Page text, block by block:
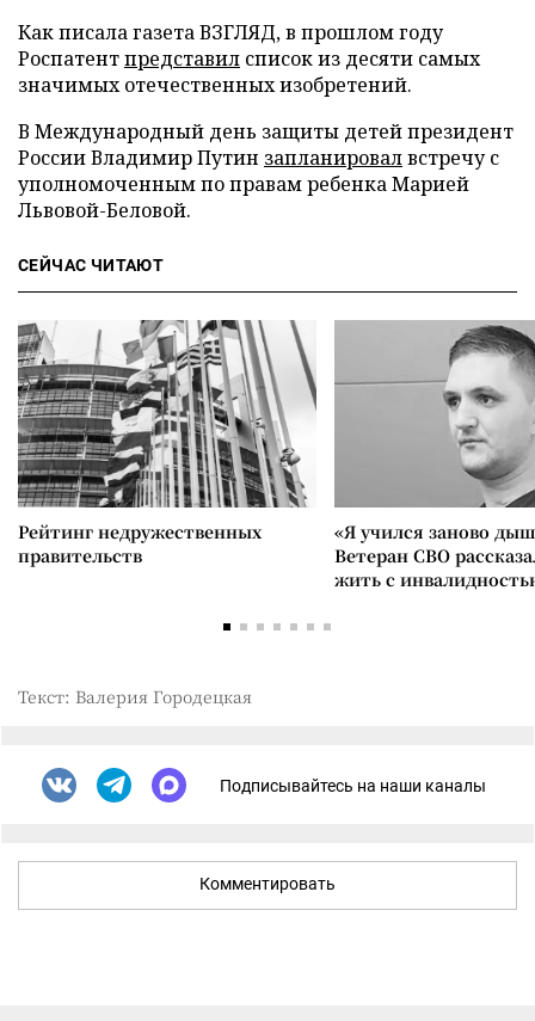
Как писала газета ВЗГЛЯД, в прошлом году
Роспатентпредставил список из десяти самых
значимых отечественных изобретений.
В Международный день защиты детей президент
России Владимир Путин запланировалвстречу с
уполномоченным по правам ребенка Марией
Львовой-Беловой.
СЕЙЧАС ЧИТАЮТ
Рейтинг недружественных
правительств
«Я учился заново
Ветеран СВО
жить с
Текст: Валерия Городецкая
Подписывайтесь на наши каналы
Комментировать